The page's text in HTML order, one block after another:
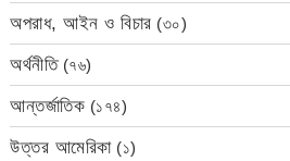
অপরাধ, আইন ও বিচার (৩০)
অর্থনীতি(৭৬)
আন্তর্জাতিক (১৭৪)
উত্তর আমেরিকা(১)